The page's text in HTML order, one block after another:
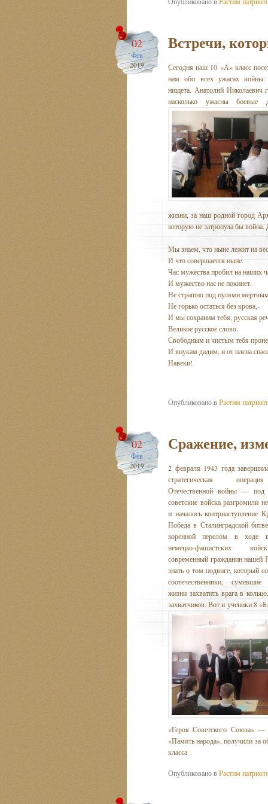
02
Фев
2019
Встречи,
Сегодня наш 10 «А» класс
нам обо всех ужасах войны:
нищета. Анатолий Николаевич
насколько ужасны боевые
жизни, за наш родной город
которую не затронула бы война.
Мы знаем, что ныне лежит на
И что совершается ныне.
Час мужества пробил на наших
И мужество нас не покинет.
Не страшно под пулями
Не горько остаться без крова,-
И мы сохраним тебя, русская
Великое русское слово.
Свободным и чистым тебя
И внукам дадим, и от плена
Навеки!
Опубликовано вРастим
02
Фев
2019
Сражение,
2 февраля 1943 года
стратегическая
Отечественной войны — под
советские войска разгромили
и началось контрнаступление
Победа в Сталинградской
коренной перелом в ходе
немецко-фашистских
современный гражданин нашей
знать о том подвиге, который
соотечественники,
жизни захватить врага в
захватчиков. Вот и ученики 8
«Героя Советского Союза»
«Память народа», получили за
класса
Опубликовано вРастим